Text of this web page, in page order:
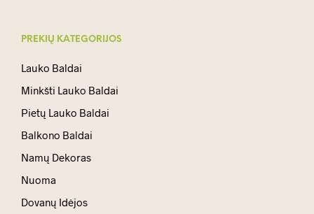
PREKIŲ KATEGORIJOS
Lauko Baldai
Minkšti Lauko Baldai
Pietų Lauko Baldai
Balkono Baldai
Namų Dekoras
Nuoma
Dovanų Idėjos